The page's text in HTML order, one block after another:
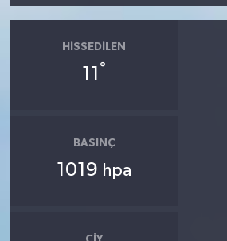
HISSEDILEN
11 °
BASINÇ
1019 hpa